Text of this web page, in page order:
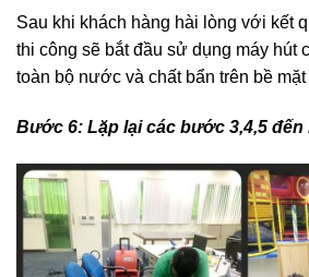
Sau khi khách hàng hài lòng với kết
thi công sẽ bắt đầu sử dụng máy hút
toàn bộ nước và chất bẩn trên bề mặt
Bước 6: Lặp lại các bước 3,4,5 đến